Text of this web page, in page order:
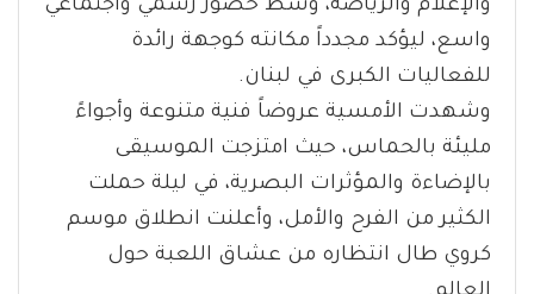
والإعلام والرياضة، وسط حضور رسمي واجتماعي
واسع، ليؤكد مجدداً مكانته كوجهة رائدة
للفعاليات الكبرى في لبنان.
وشهدت الأمسية عروضاً فنية متنوعة وأجواءً
مليئة بالحماس، حيث امتزجت الموسيقى
بالإضاءة والمؤثرات البصرية، في ليلة حملت
الكثير من الفرح والأمل، وأعلنت انطلاق موسم
كروي طال انتظاره من عشاق اللعبة حول